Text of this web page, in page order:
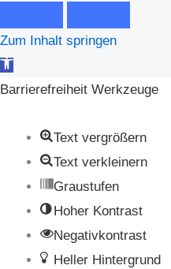
Zum Inhalt springen
Werkzeugleiste
öffnen
Barrierefreiheit Werkzeuge
Text vergrößern
Text verkleinern
Graustufen
Hoher Kontrast
Negativkontrast
Heller Hintergrund